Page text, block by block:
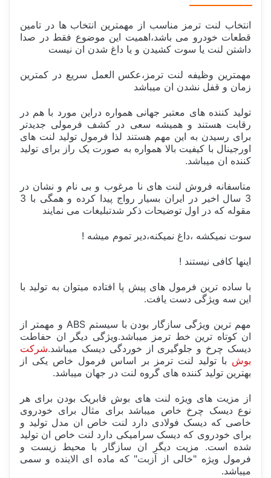
انتخاب لنت ترمز مناسب از مهمترین انتخاب ها در تامین
قطعات خودرو می باشد،اهمیت این موضوع فقط در صدا
داشتن لنت یا سوت کشیدن و یا داغ شدن ان نیست
مهمترین وظیفه لنت ترمز،عکس العمل سریع در کمترین
زمان و قفل نشدن ان میباشد
تولید کننده های معتبر جهانی همواره دراین مورد با هم در
رقابت هستند و همیشه سعی در کشف فرمولی جدیدتر
برای رسیدن به این مهم هستند لذا فرمول تولید لنت های
اورجینال با کیفیت بالا همواره به صورت یک راز برای تولید
کننده ان میباشد.
متاسفانه فروش لنت های نا مرغوب و بی نام و نشان در
3 سال اخیر در ایران بسیار رواج پیدا کرده و همگی با 3
مقوله که در اول توضیحات ذکر شدتبلیغات می نمایند
سوت نمیکشه ،داغ نمیکنه،دیر تموم میشه !
اینها کافی نیستند !
با ساده ترین فرمول های پیش پا افتاده میتوان به تولید با
این سه ویژگی دست یافت.
مهم ترین ویژگی سازگار بودن با سیستم ABS و مهمتر از
ان کوتاه ترین خط ترمز میباشد.ویژگی دیگر ان حفاطت
دیسک چرخ و جلوگیری از خوردگی دیسک میباشد.شرکت
بوش با تولید لنت ترمز بر اساس فرمول خاص یکی از
بهترین تولید کننده های گروه لنت در جهان میباشد.
از مزیت های ویژه لنت های بوش فابریک بودن برای هر
نوع دیسک چرخ خاص میباشد برای مثال برای خودروی
خاصی که دیسک فولادی دارد لنت خاص ان مدل تولید و
برای خودروی که دیسک سرامیکی دارد لنت خاص ان تولید
شده است. مزیت دیگر ان سازگار با محیط زیست و
فرمول ویژه "خالی از آزبت" که ماده ای الاینده و سمی
میباشد.